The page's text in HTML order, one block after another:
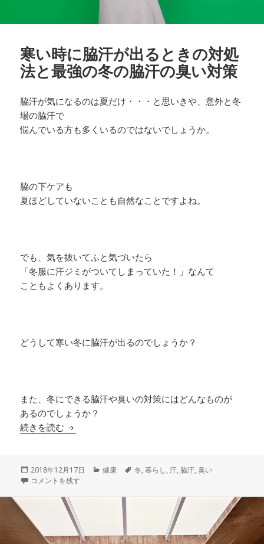
寒い時に脇汗が出るときの対処
法と最強の冬の脇汗の臭い対策
脇汗が気になるのは夏だけ・・・と思いきや、意外と冬
場の脇汗で
悩んでいる方も多くいるのではないでしょうか。
脇の下ケアも
夏ほどしていないことも自然なことですよね。
でも、気を抜いてふと気づいたら
「冬服に汗ジミがついてしまっていた！」なんて
こともよくあります。
どうして寒い冬に脇汗が出るのでしょうか？
また、冬にできる脇汗や臭いの対策にはどんなものが
あるのでしょうか？
続きを読む 寒い時に脇汗が出るときの対処法と最強の冬の
投
稿
2018年12月17日
カ
健康
タ
冬,暮らし,汗, 脇汗,臭い
寒い時に脇汗が出るときの対処法と最強の冬の脇汗の臭い対策 に
コメントを残す